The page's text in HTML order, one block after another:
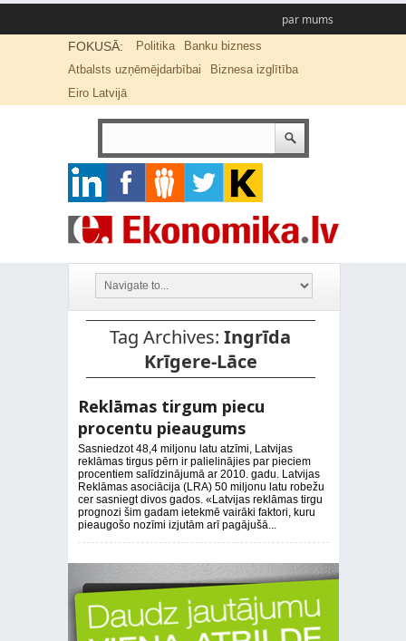
par mums
FOKUSĀ: Politika
Banku bizness
Atbalsts uzņēmējdarbībai
Biznesa izglītība
Eiro Latvijā
Tag Archives: Ingrīda
Krīgere-Lāce
Reklāmas tirgum piecu
procentu pieaugums
Sasniedzot 48,4 miljonu latu atzīmi, Latvijas
reklāmas tirgus pērn ir palielinājies par pieciem
procentiem salīdzinājumā ar 2010. gadu. Latvijas
Reklāmas asociācija (LRA) 50 miljonu latu robežu
cer sasniegt divos gados. «Latvijas reklāmas tirgu
prognozi šim gadam ietekmē vairāki faktori, kuru
pieaugošo nozīmi izjutām arī pagājušā...